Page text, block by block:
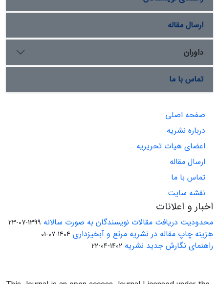
ارسال مقاله
داوران
تماس با ما
صفحه اصلی
درباره نشریه
اعضای هیات تحریریه
ارسال مقاله
تماس با ما
نقشه سایت
اخبار و اعلانات
محدودیت دریافت مقالات نویسندگان به صورت سالانه 1399-07-23
هزینه چاپ مقاله در نشریه مرتع و آبخیزداری 1404-07-01
راهنمای نگارش جدید نشریه 1402-04-22